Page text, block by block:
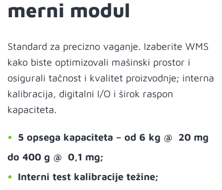
merni modul
Standard za precizno vaganje. Izaberite WMS
kako biste optimizovali mašinski prostor i
osigurali tačnost i kvalitet proizvodnje; interna
kalibracija, digitalni I/O i širok raspon
kapaciteta.
5 opsega kapaciteta – od 6 kg @ 20 mg
do 400 g @ 0,1 mg;
Interni test kalibracije težine;